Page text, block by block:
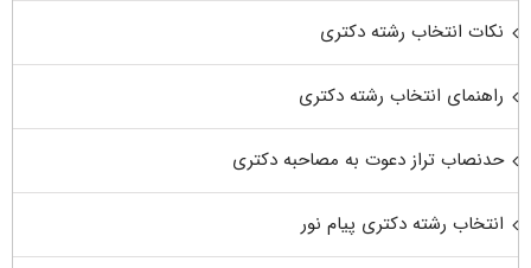
نکات انتخاب رشته دکتری
راهنمای انتخاب رشته دکتری
حدنصاب تراز دعوت به مصاحبه دکتری
انتخاب رشته دکتری پیام نور